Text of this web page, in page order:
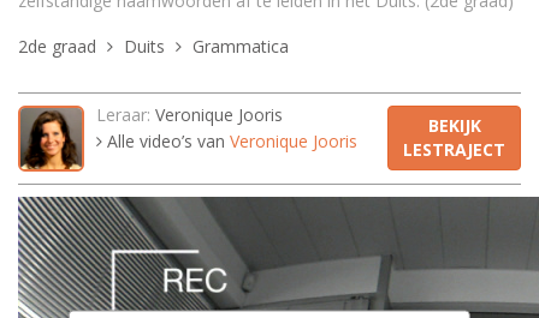
2de graad
Duits Grammatica
Leraar: Veronique Jooris
Alle video’s van Veronique Jooris
BEKIJK
LESTRAJECT